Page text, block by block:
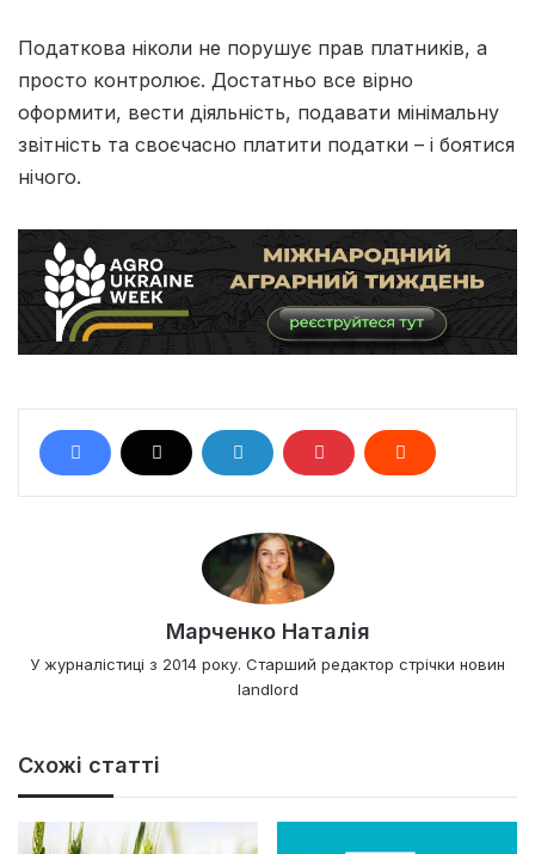
Податкова ніколи не порушує прав платників, а
просто контролює. Достатньо все вірно
оформити, вести діяльність, подавати мінімальну
звітність та своєчасно платити податки – і боятися
нічого.
Марченко Наталія
У журналістиці з 2014 року. Старший редактор стрічки новин
landlord
Схожі статті